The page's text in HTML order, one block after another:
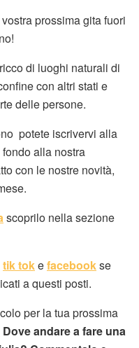
prossima gita fuori
di luoghi naturali di
con altri stati e
delle persone.
potete iscrivervi alla
alla nostra
con le nostre novità,
scoprilo nella sezione
tik tokefacebookse
a questi posti.
per la tua prossima
Dove andare a fare una